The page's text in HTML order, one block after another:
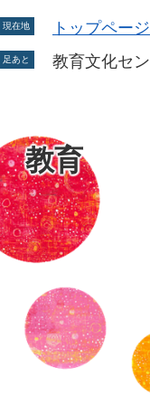
現在地 トップページ
足あと 教育文化セ
教育